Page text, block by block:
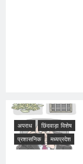
अपराध
छिंदवाड़ा विशेष
प्रशासनिक
मध्यप्रदेश